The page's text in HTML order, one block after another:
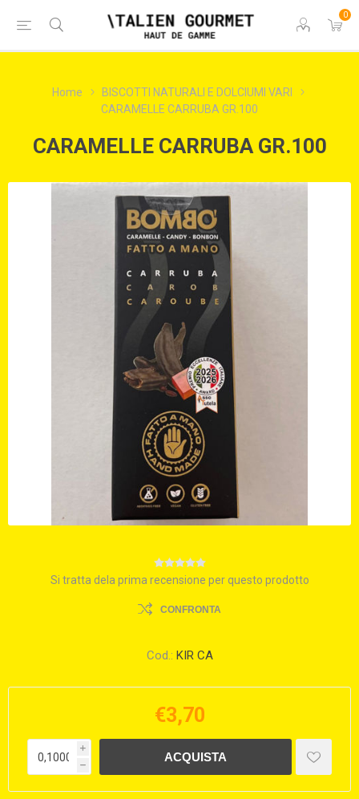
0
Home
BISCOTTI NATURALI E DOLCIUMI VARI
CARAMELLE CARRUBA GR.100
CARAMELLE CARRUBA GR.100
Si tratta dela prima recensione per questo prodotto
CONFRONTA
Cod.: KIR CA
€3,70
i
h